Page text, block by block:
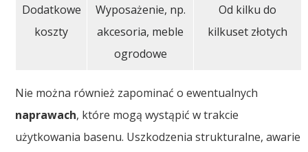
Dodatkowe
koszty
Wyposażenie, np.
akcesoria, meble
ogrodowe
Od kilku do
kilkuset złotych
Nie można również zapominać o ewentualnych
naprawach, które mogą wystąpić w trakcie
użytkowania basenu. Uszkodzenia strukturalne, awarie